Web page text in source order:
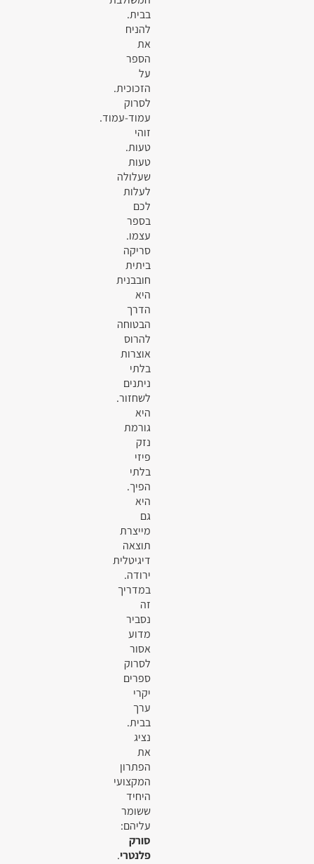
בבית.
להניח
את
הספר
על
הזכוכית.
לסרוק
עמוד-עמוד.
זוהי
טעות.
טעות
שעלולה
לעלות
לכם
בספר
עצמו.
סריקה
ביתית
חובבנית
היא
הדרך
הבטוחה
להרוס
אוצרות
בלתי
ניתנים
לשחזור.
היא
גורמת
נזק
פיזי
בלתי
הפיך.
היא
גם
מייצרת
תוצאה
דיגיטלית
ירודה.
במדריך
זה
נסביר
מדוע
אסור
לסרוק
ספרים
יקרי
ערך
בבית.
נציג
את
הפתרון
המקצועי
היחיד
ששומר
עליהם:
סורק
פלנטרי.